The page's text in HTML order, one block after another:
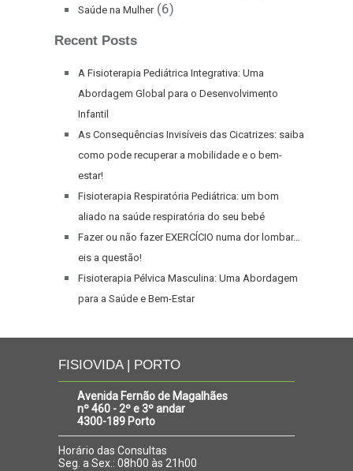
Saúde na Mulher(6)
Recent Posts
A Fisioterapia Pediátrica Integrativa: Uma
Abordagem Global para o Desenvolvimento
Infantil
As Consequências Invisíveis das Cicatrizes: saiba
como pode recuperar a mobilidade e o bem-
estar!
Fisioterapia Respiratória Pediátrica: um bom
aliado na saúde respiratória do seu bebé
Fazer ou não fazer EXERCÍCIO numa dor lombar…
eis a questão!
Fisioterapia Pélvica Masculina: Uma Abordagem
para a Saúde e Bem-Estar
FISIOVIDA | PORTO
Avenida Fernão de Magalhães
nº 460 - 2º e 3º andar
4300-189 Porto
Horário das Consultas
Seg. a Sex.: 08h00 às 21h00